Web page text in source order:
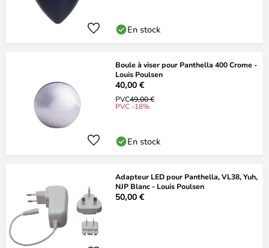
En stock
Boule à viser pour Panthella 400 Crome -
Louis Poulsen
40,00 €
PVC49,00 €
PVC -18%
En stock
Adapteur LED pour Panthella, VL38, Yuh,
NJP Blanc - Louis Poulsen
50,00 €